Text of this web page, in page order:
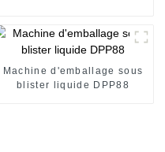
Machine d'emballage sous
blister liquide DPP88